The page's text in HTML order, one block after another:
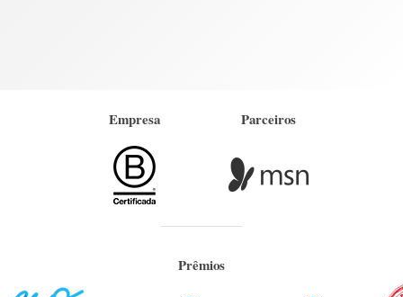
Empresa Parceiros
Prêmios